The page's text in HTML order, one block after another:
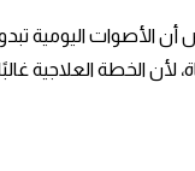
اليومية
لأن الخطة العلاجية